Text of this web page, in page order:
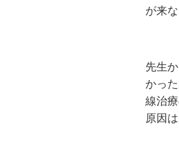
が来
先生
かっ
線治
原因